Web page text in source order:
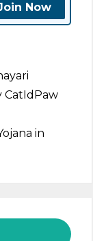
Now
CatIdPaw
in